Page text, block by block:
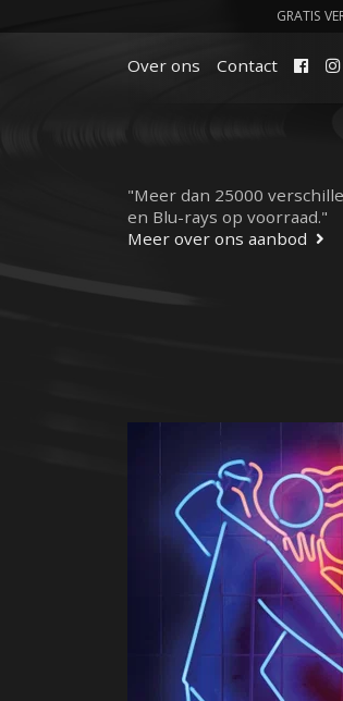
GRATIS
Over ons Contact
"Meer dan 25000
en Blu-rays op voorraad."
Meer over ons aanbod